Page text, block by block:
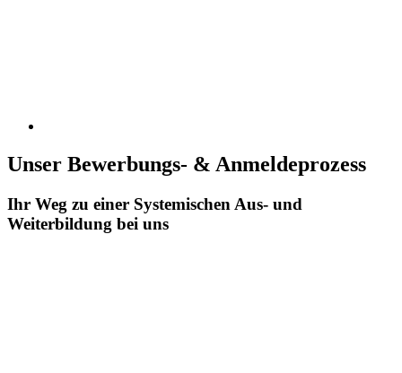
Unser Bewerbungs- & Anmeldeprozess
Ihr Weg zu einer Systemischen Aus- und
Weiterbildung bei uns